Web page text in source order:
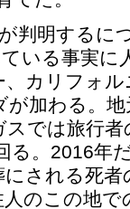
判明するに
いる事実に
カリフォ
加わる。
では旅行
る。2016年
される死者
のこの地で